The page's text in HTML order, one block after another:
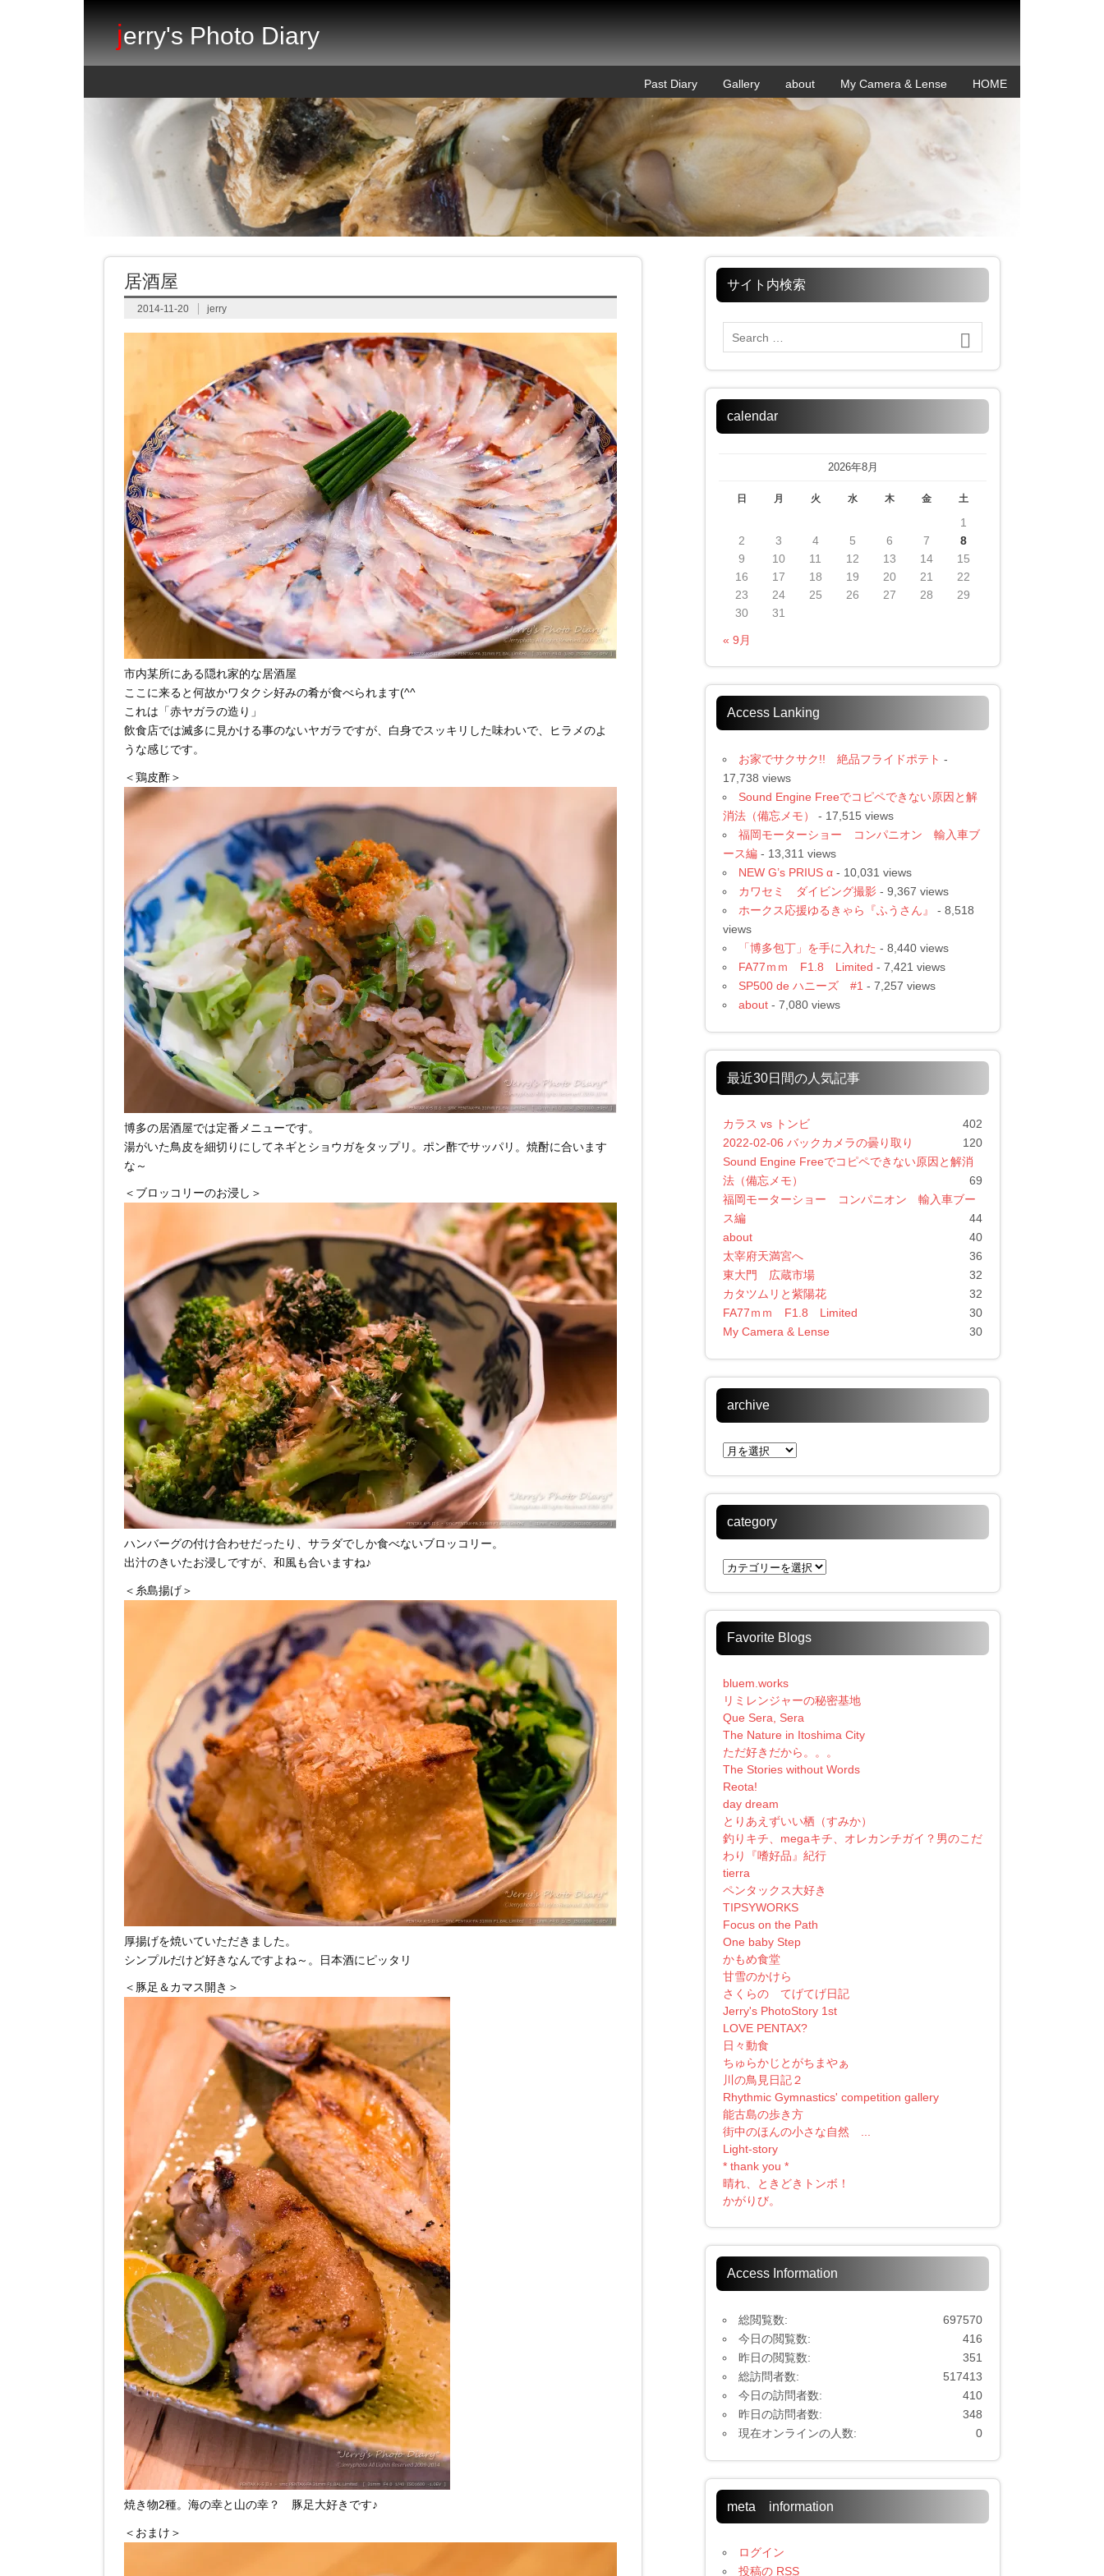
jerry's Photo Diary
HOME
My Camera & Lense
about
Gallery
Past Diary
居酒屋
2014-11-20 jerry
市内某所にある隠れ家的な居酒屋
ここに来ると何故かワタクシ好みの肴が食べられます(^^
これは「赤ヤガラの造り」
飲食店では滅多に見かける事のないヤガラですが、白身でスッキリした味わいで、ヒラメのよ
うな感じです。
＜鶏皮酢＞
博多の居酒屋では定番メニューです。
湯がいた鳥皮を細切りにしてネギとショウガをタップリ。ポン酢でサッパリ。焼酎に合います
な～
＜ブロッコリーのお浸し＞
ハンバーグの付け合わせだったり、サラダでしか食べないブロッコリー。
出汁のきいたお浸しですが、和風も合いますね♪
＜糸島揚げ＞
厚揚げを焼いていただきました。
シンプルだけど好きなんですよね～。日本酒にピッタリ
＜豚足＆カマス開き＞
焼き物2種。海の幸と山の幸？ 豚足大好きです♪
＜おまけ＞
サイト内検索
calendar
2026年8月
日 月 火 水 木 金 土
« 9月
1
2
3 4 5 6 7
8
9
10 11 12 13 14
15
16
17 18 19 20 21
22
23
24 25 26 27 28
29
30
31
Access Lanking
お家でサクサク!! 絶品フライドポテト -
17,738 views
Sound Engine Freeでコピペできない原因と解
消法（備忘メモ）
- 17,515 views
福岡モーターショー コンパニオン 輸入車ブ
ース編 - 13,311 views
NEW G’s PRIUS α - 10,031 views
カワセミ ダイビング撮影 - 9,367 views
ホークス応援ゆるきゃら『ふうさん』
- 8,518
views
「博多包丁」を手に入れた - 8,440 views
FA77ｍｍ F1.8 Limited - 7,421 views
SP500 de ハニーズ #1 - 7,257 views
about - 7,080 views
最近30日間の人気記事
カラス vs トンビ
402
2022-02-06 バックカメラの曇り取り
120
Sound Engine Freeでコピペできない原因と解消
法（備忘メモ）
69
福岡モーターショー コンパニオン 輸入車ブー
ス編
44
about
40
太宰府天満宮へ
36
東大門 広蔵市場
32
カタツムリと紫陽花
32
FA77ｍｍ F1.8 Limited
30
My Camera & Lense
30
archive
archive
category
category
Favorite Blogs
bluem.works
リミレンジャーの秘密基地
Que Sera, Sera
The Nature in Itoshima City
ただ好きだから。。。
The Stories without Words
Reota!
day dream
とりあえずいい栖（すみか）
釣りキチ、megaキチ、オレカンチガイ？男のこだ
わり『嗜好品』紀行
tierra
ペンタックス大好き
TIPSYWORKS
Focus on the Path
One baby Step
かもめ食堂
甘雪のかけら
さくらの てげてげ日記
Jerry's PhotoStory 1st
LOVE PENTAX?
日々動食
ちゅらかじとがちまやぁ
川の鳥見日記２
Rhythmic Gymnastics' competition gallery
能古島の歩き方
街中のほんの小さな自然 ...
Light-story
* thank you *
晴れ、ときどきトンボ！
かがりび。
Access Information
697570
総閲覧数:
416
今日の閲覧数:
351
昨日の閲覧数:
517413
総訪問者数:
410
今日の訪問者数:
348
昨日の訪問者数:
0
現在オンラインの人数:
meta information
ログイン
投稿の RSS